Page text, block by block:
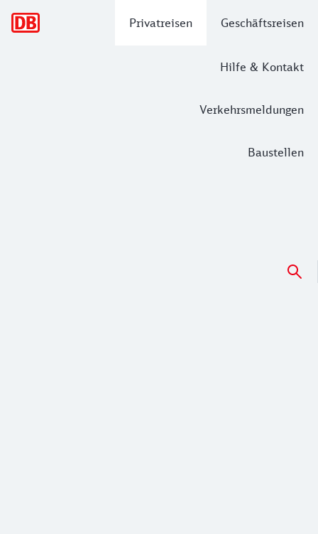
Privatreisen Geschäftsreisen
Hilfe & Kontakt
Verkehrsmeldungen
Baustellen